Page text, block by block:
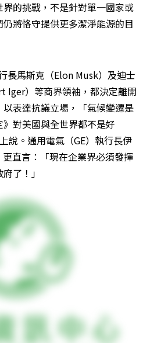
的挑戰，不是針對單一國家或
將恪守提供更多潔淨能源的目
長馬斯克（Elon Musk）及迪士
Iger）等商界領袖，都決定離開
表達抗議立場，「氣候變遷是
對美國與全世界都不是好
說。通用電氣（GE）執行長伊
直言：「現在企業界必須發揮
了！」